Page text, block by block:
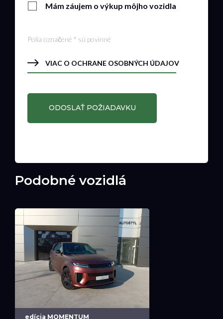
Mám záujem o výkup môjho vozidla
Polia označené * sú povinné
VIAC O OCHRANE OSOBNÝCH ÚDAJOV
Podobné vozidlá
edícia MOMENTUM